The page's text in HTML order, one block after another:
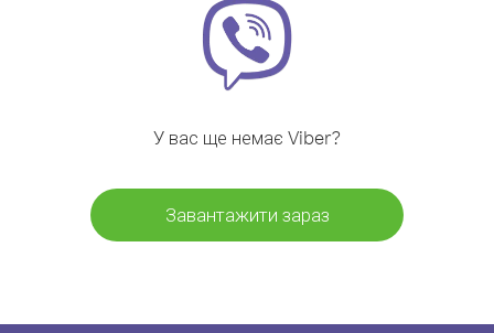
У вас ще немає Viber?
Завантажити зараз